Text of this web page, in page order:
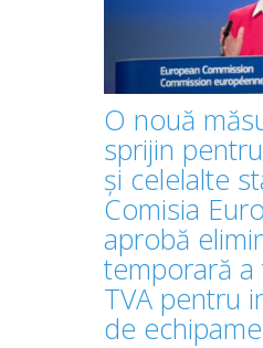
O nouă
sprijin
și celelalte
Comisia
aprobă
temporară a
TVA pentru
de